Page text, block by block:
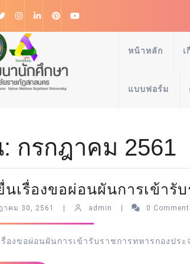
หน้าหลัก
แบบฟอร์ม
กรกฎาคม 2561
นเรื่องขอผ่อนผันการเข้ารั
าคม 30, 2561 admin 0 Comment
รื่องขอผ่อนผันการเข้ารับราชการทหารกองประ